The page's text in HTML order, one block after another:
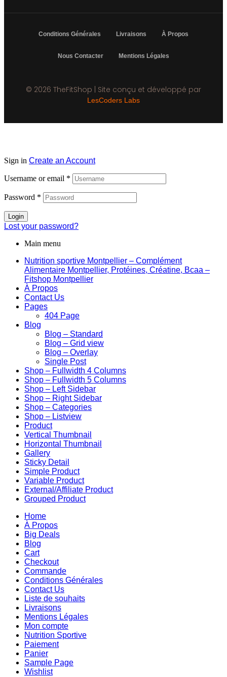
Conditions Générales Livraisons À Propos
Nous Contacter Mentions Légales
© 2026 TheFitShop | Site conçu et développé par
LesCoders Labs
Sign in Create an Account
Username or email *
Password *
Login
Lost your password?
Main menu
Nutrition sportive Montpellier – Complément
Alimentaire Montpellier, Protéines, Créatine, Bcaa –
Fitshop Montpellier
À Propos
Contact Us
Pages
404 Page
Blog
Blog – Standard
Blog – Grid view
Blog – Overlay
Single Post
Shop – Fullwidth 4 Columns
Shop – Fullwidth 5 Columns
Shop – Left Sidebar
Shop – Right Sidebar
Shop – Categories
Shop – Listview
Product
Vertical Thumbnail
Horizontal Thumbnail
Gallery
Sticky Detail
Simple Product
Variable Product
External/Affiliate Product
Grouped Product
Home
À Propos
Big Deals
Blog
Cart
Checkout
Commande
Conditions Générales
Contact Us
Liste de souhaits
Livraisons
Mentions Légales
Mon compte
Nutrition Sportive
Paiement
Panier
Sample Page
Wishlist